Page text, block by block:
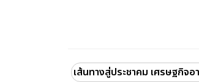
เส้นทางสู่ประชาคม เศรษฐกิจ